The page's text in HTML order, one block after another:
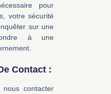
pour
votre sécurité
sur une
à une
Contact :
nous contacter